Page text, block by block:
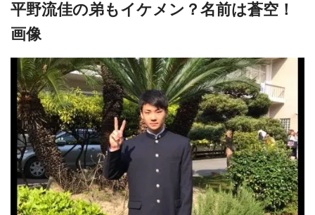
平野流佳の弟もイケメン？名前は蒼空！
画像